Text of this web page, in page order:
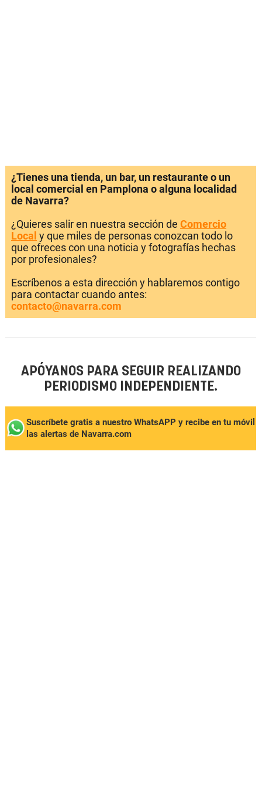
¿Tienes una tienda, un bar, un restaurante o un
local comercial en Pamplona o alguna localidad
de Navarra?
¿Quieres salir en nuestra sección de Comercio
Local y que miles de personas conozcan todo lo
que ofreces con una noticia y fotografías hechas
por profesionales?
Escríbenos a esta dirección y hablaremos contigo
para contactar cuando antes:
contacto@navarra.com
APÓYANOS PARA SEGUIR REALIZANDO
PERIODISMO INDEPENDIENTE.
Suscríbete gratis a nuestro WhatsAPP y recibe en tu móvil
las alertas de Navarra.com